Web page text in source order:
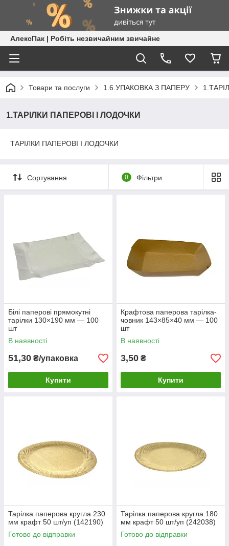
АлексПак | Робіть незвичайним звичайне
Товари та послуги 1.6.УПАКОВКА З ПАПЕРУ
1.ТАРІЛКИ ПАПЕРОВІ І ЛОДОЧКИ
ТАРІЛКИ ПАПЕРОВІ І ЛОДОЧКИ
Сортування 0 Фільтри
Білі паперові прямокутні
тарілки 130×190 мм — 100
шт
В наявності
51,30 ₴/упаковка
Купити
Крафтова паперова тарілка-
човник 143×85×40 мм — 100
шт
В наявності
3,50 ₴
Купити
Тарілка паперова кругла 230
мм крафт 50 шт/уп (142190)
Готово до відправки
Тарілка паперова кругла 180
мм крафт 50 шт/уп (242038)
Готово до відправки